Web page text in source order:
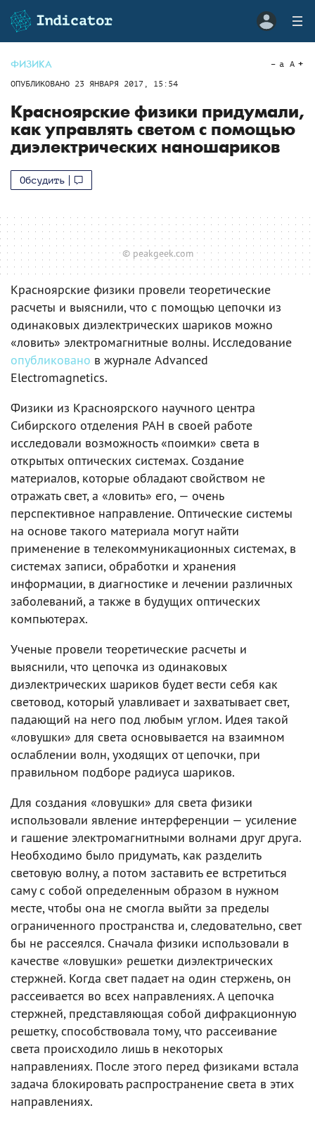
ФИЗИКА
ОПУБЛИКОВАНО 23 ЯНВАРЯ 2017, 15:54
a A
Красноярские физики придумали,
как управлять светом с помощью
диэлектрических наношариков
Обсудить
© peakgeek.com
Красноярские физики провели теоретические
расчеты и выяснили, что с помощью цепочки из
одинаковых диэлектрических шариков можно
«ловить» электромагнитные волны. Исследование
опубликовано в журнале Advanced
Electromagnetics.
Физики из Красноярского научного центра
Сибирского отделения РАН в своей работе
исследовали возможность «поимки» света в
открытых оптических системах. Создание
материалов, которые обладают свойством не
отражать свет, а «ловить» его, — очень
перспективное направление. Оптические системы
на основе такого материала могут найти
применение в телекоммуникационных системах, в
системах записи, обработки и хранения
информации, в диагностике и лечении различных
заболеваний, а также в будущих оптических
компьютерах.
Ученые провели теоретические расчеты и
выяснили, что цепочка из одинаковых
диэлектрических шариков будет вести себя как
световод, который улавливает и захватывает свет,
падающий на него под любым углом. Идея такой
«ловушки» для света основывается на взаимном
ослаблении волн, уходящих от цепочки, при
правильном подборе радиуса шариков.
Для создания «ловушки» для света физики
использовали явление интерференции — усиление
и гашение электромагнитными волнами друг друга.
Необходимо было придумать, как разделить
световую волну, а потом заставить ее встретиться
саму с собой определенным образом в нужном
месте, чтобы она не смогла выйти за пределы
ограниченного пространства и, следовательно, свет
бы не рассеялся. Сначала физики использовали в
качестве «ловушки» решетки диэлектрических
стержней. Когда свет падает на один стержень, он
рассеивается во всех направлениях. А цепочка
стержней, представляющая собой дифракционную
решетку, способствовала тому, что рассеивание
света происходило лишь в некоторых
направлениях. После этого перед физиками встала
задача блокировать распространение света в этих
направлениях.